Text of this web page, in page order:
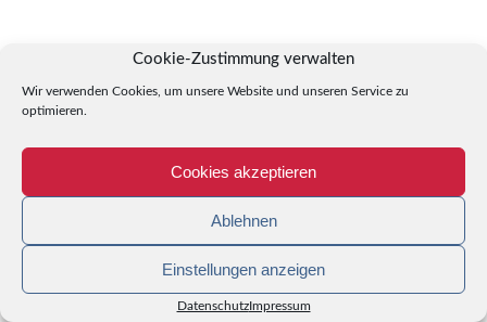
Cookie-Zustimmung verwalten
Wir verwenden Cookies, um unsere Website und unseren Service zu
optimieren.
Cookies akzeptieren
Ablehnen
Einstellungen anzeigen
DatenschutzImpressum